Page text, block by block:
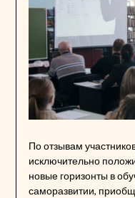
По отзывам
исключительно
новые горизонты в
саморазвитии,